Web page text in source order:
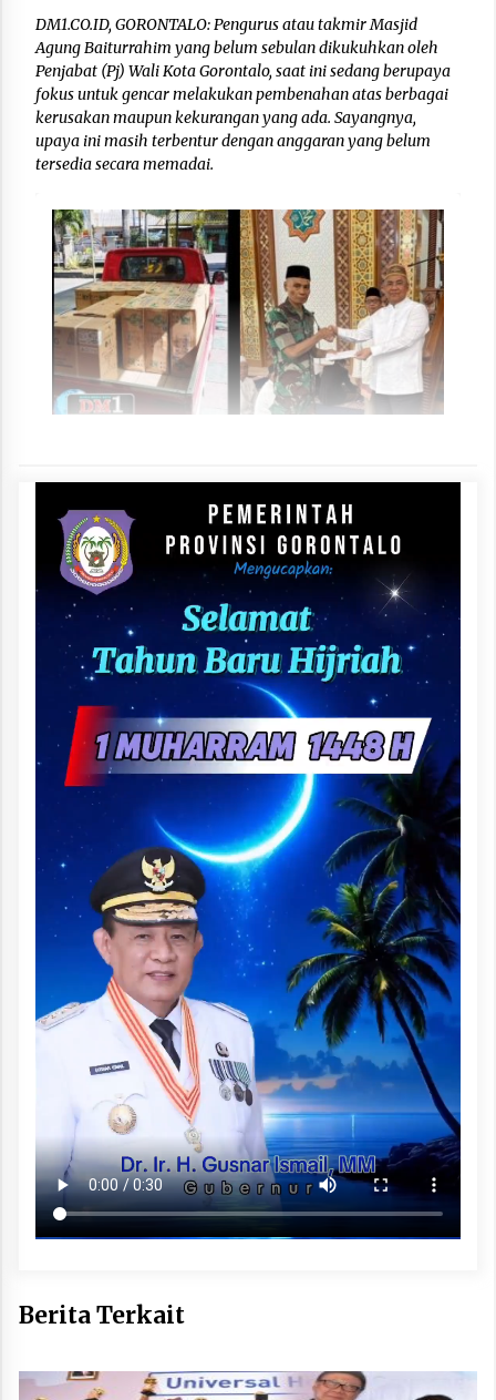
DM1.CO.ID, GORONTALO: Pengurus atau takmir Masjid
Agung Baiturrahim yang belum sebulan dikukuhkan oleh
Penjabat (Pj) Wali Kota Gorontalo, saat ini sedang berupaya
fokus untuk gencar melakukan pembenahan atas berbagai
kerusakan maupun kekurangan yang ada. Sayangnya,
upaya ini masih terbentur dengan anggaran yang belum
tersedia secara memadai.
Berita Terkait